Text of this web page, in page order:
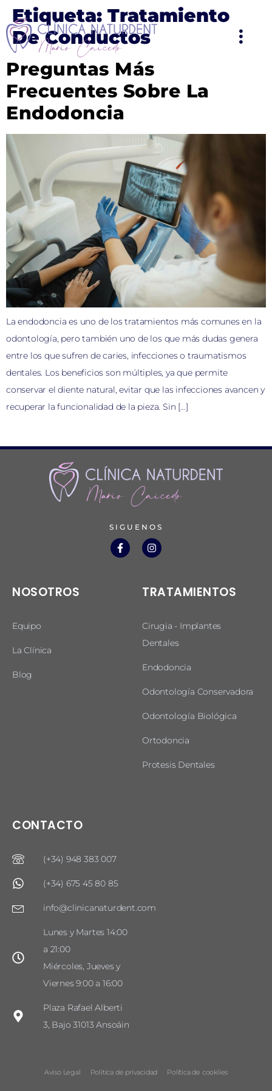
Etiqueta: Tratamiento
De Conductos
Preguntas Más
Frecuentes Sobre La
Endodoncia
La endodoncia es uno de los tratamientos más comunes en la
odontología, pero también uno de los que más dudas genera
entre los que sufren de caries, infecciones o traumatismos
dentales. Los beneficios son múltiples, ya que permite
conservar el diente natural, evitar que las infecciones avancen y
recuperar la funcionalidad de la pieza. Sin […]
SIGUENOS
NOSOTROS
Equipo
La Clínica
Blog
TRATAMIENTOS
Cirugia - Implantes
Dentales
Endodoncia
Odontología Conservadora
Odontología Biológica
Ortodoncia
Protesis Dentales
CONTACTO
(+34) 948 383 007
(+34) 675 45 80 85
info@clinicanaturdent.com
Lunes y Martes 14:00
a 21:00
Miércoles, Jueves y
Viernes 9:00 a 16:00
Plaza Rafael Alberti
3, Bajo 31013 Ansoáin
Aviso Legal Política de privacidad Política de cooklies